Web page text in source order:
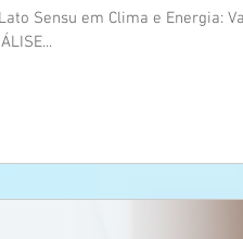
Sensu em Clima e Energia: